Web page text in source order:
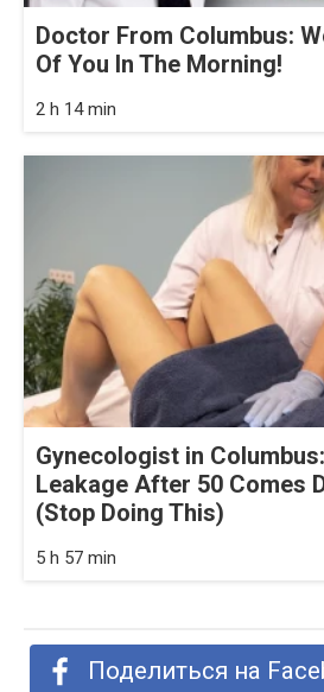
Doctor From Columbus:
Of You In The Morning!
2 h 14 min
Gynecologist in
Leakage After 50 Comes
(Stop Doing This)
5 h 57 min
Поделиться на